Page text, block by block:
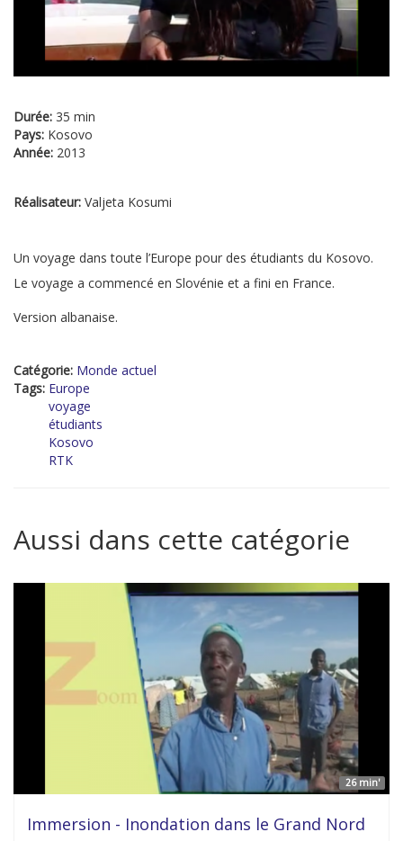
Durée: 35 min
Pays: Kosovo
Année: 2013
Réalisateur: Valjeta Kosumi
Un voyage dans toute l’Europe pour des étudiants du Kosovo.
Le voyage a commencé en Slovénie et a fini en France.
Version albanaise.
Catégorie: Monde actuel
Tags: Europe
voyage
étudiants
Kosovo
RTK
Aussi dans cette catégorie
26 min'
Immersion - Inondation dans le Grand Nord